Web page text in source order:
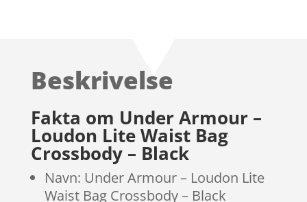
på
mmelser
Beskrivelse
Fakta om Under Armour –
Loudon Lite Waist Bag
Crossbody – Black
Navn: Under Armour – Loudon Lite
Waist Bag Crossbody – Black